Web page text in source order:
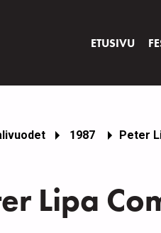
ETUSIVU
1987 Peter
Lipa